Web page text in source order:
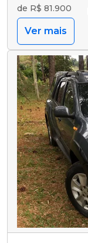
de R$ 81.900
Ver mais